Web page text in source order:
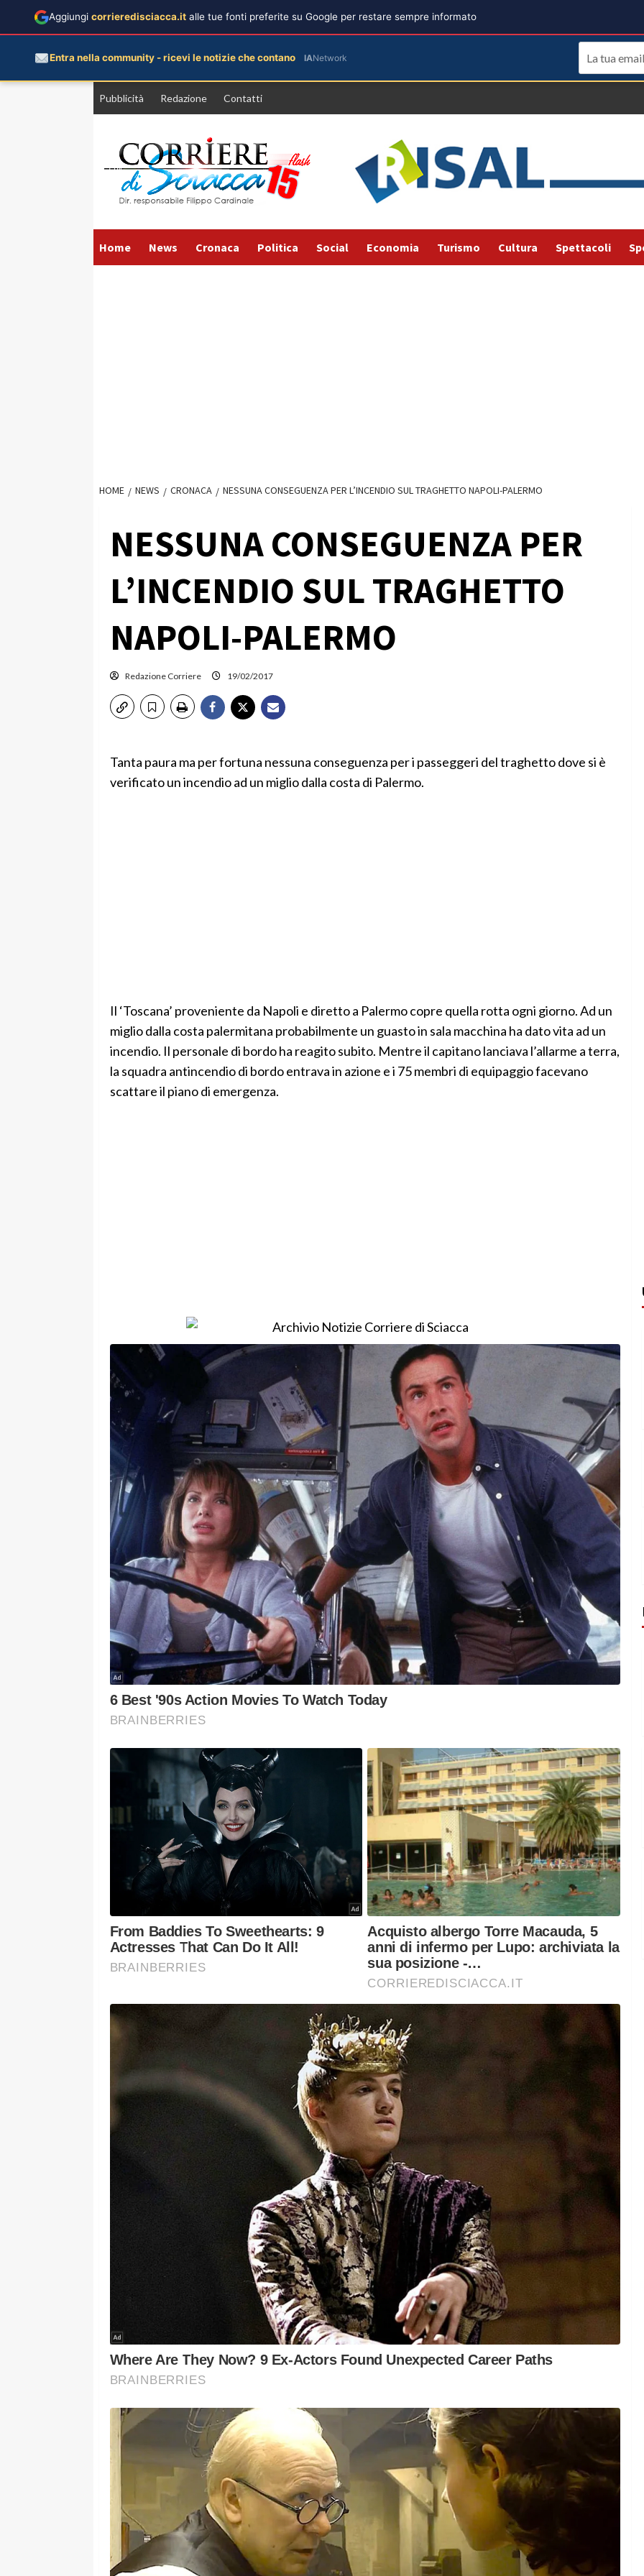
Pubblicità Redazione Contatti
Home News Cronaca Politica Social Economia Turismo Cultura Spettacoli
HOME NEWS CRONACA NESSUNA CONSEGUENZA PER L’INCENDIO SUL TRAGHETTO NAPOLI-PALERMO
NESSUNA CONSEGUENZA PER
L’INCENDIO SUL TRAGHETTO
NAPOLI-PALERMO
Redazione Corriere 19/02/2017
Tanta paura ma per fortuna nessuna conseguenza per i passeggeri del traghetto dove si è
verificato un incendio ad un miglio dalla costa di Palermo.
Il ‘Toscana’ proveniente da Napoli e diretto a Palermo copre quella rotta ogni giorno. Ad un
miglio dalla costa palermitana probabilmente un guasto in sala macchina ha dato vita ad un
incendio. Il personale di bordo ha reagito subito. Mentre il capitano lanciava l’allarme a terra,
la squadra antincendio di bordo entrava in azione e i 75 membri di equipaggio facevano
scattare il piano di emergenza.
Aggiungi corrieredisciacca.it alle tue fonti preferite su Google per restare sempre informato
Entra nella community - ricevi le notizie che contano IANetwork